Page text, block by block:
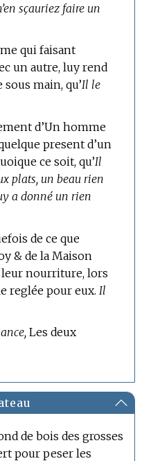
sçauriez faire un
qui faisant
un autre, luy rend
main, qu’Il le
d’Un homme
present d’un
ce soit, qu’Il
plats, un beau rien
a donné un rien
de ce que
& de la Maison
nourriture, lors
reglée pour eux. Il
Les deux
de bois des grosses
pour peser les